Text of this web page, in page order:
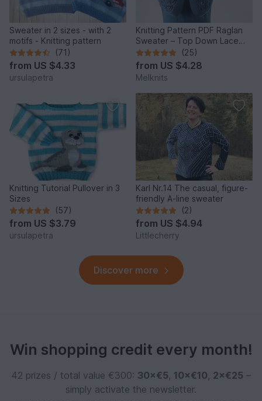
Sweater in 2 sizes - with 2
motifs - Knitting pattern
(71)
from US $4.33
ursulapetra
Knitting Pattern PDF Raglan
Sweater – Top Down Lace
Sleeve Pullover
(25)
from US $4.28
Melknits
Knitting Tutorial Pullover in 3
Sizes
(57)
from US $3.79
ursulapetra
Karl Nr.14 The casual, figure-
friendly A-line sweater
(2)
from US $4.94
Littlecherry
Discover more
Win shopping credit every month!
42 prizes / total value €300: 30×€5, 10×€10, 2×€25 –
simply activate the newsletter.